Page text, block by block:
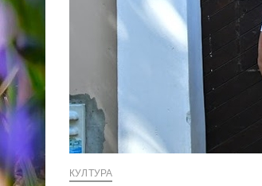
КУЛТУРА